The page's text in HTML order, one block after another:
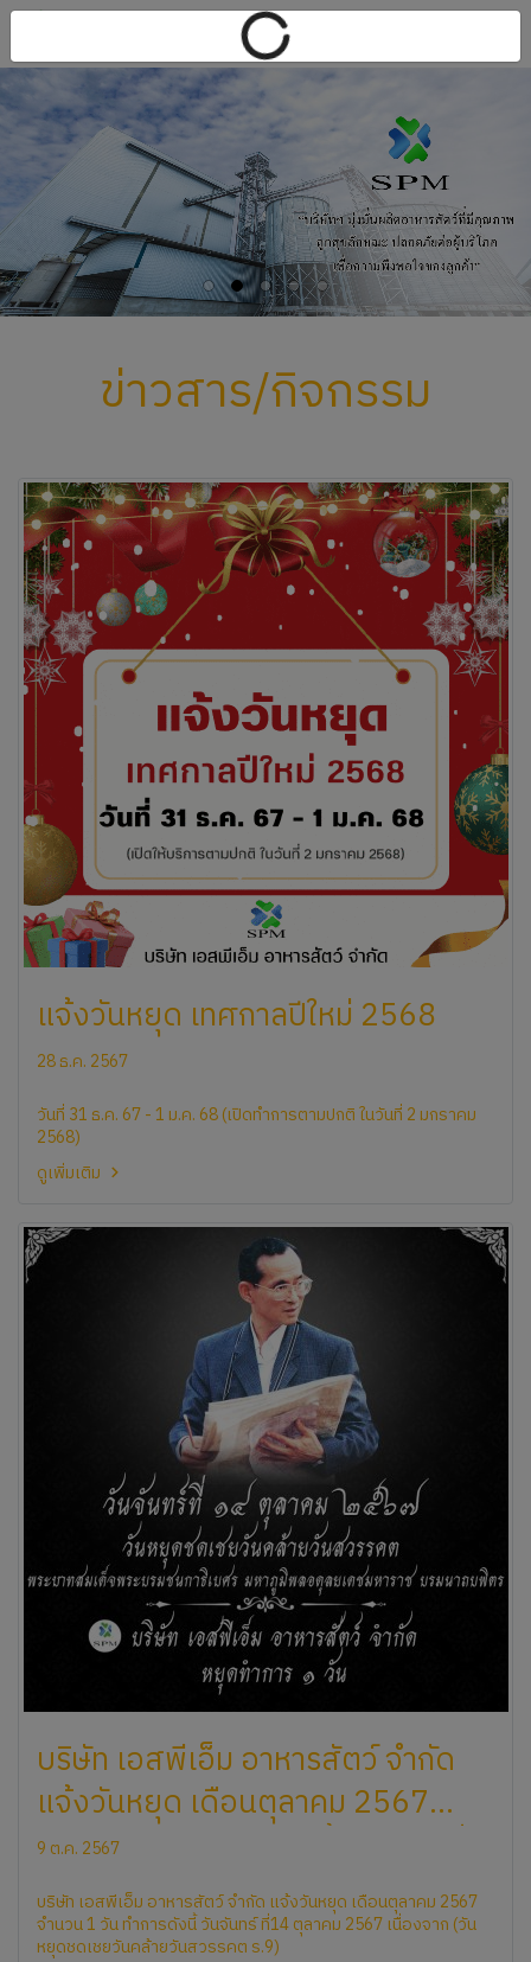
ข่าวสาร/กิจกรรม
แจ้งวันหยุด เทศกาลปีใหม่ 2568
28 ธ.ค. 2567
วันที่ 31 ธ.ค. 67 - 1 ม.ค. 68 (เปิดทำการตามปกติ ในวันที่ 2 มกราคม
2568)
ดูเพิ่มเติม
บริษัท ​เอสพีเอ็ม อาหาร​สัตว์ ​จำกัด
แจ้ง​วัน​หยุด เดือน​ตุลาคม 2567
จำนวน 1 วัน​ ทำการ​ดังนี้ วัน​จันทร์ที่
14 ตุลาคม 2567 เนื่องจาก (วันหยุด
ชดเชยวันคล้ายวันสวรรคต ร.9)
9 ต.ค. 2567
บริษัท ​เอสพีเอ็ม อาหาร​สัตว์ ​จำกัด แจ้ง​วัน​หยุด เดือน​ตุลาคม 2567
จำนวน 1 วัน​ ทำการ​ดังนี้ วัน​จันทร์ ที่14 ตุลาคม 2567 เนื่องจาก (วัน
หยุดชดเชยวันคล้ายวันสวรรคต ร.9)